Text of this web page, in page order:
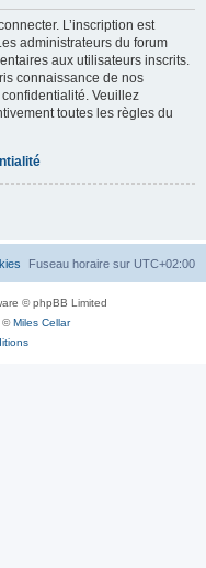
L’inscription est
administrateurs du forum
aux utilisateurs inscrits.
connaissance de nos
Veuillez
toutes les règles du
Fuseau horaire sur UTC+02:00
© phpBB Limited
©Miles Cellar